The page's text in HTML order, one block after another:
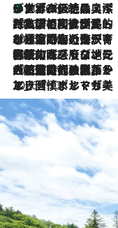
2026.8.8
リスボンの絶品スイーツ「パステル・デ・ナタ」とは？ポルトガル伝統の奥深い世界へ
2026.7.27
「私の祖国はポルトガル語です」国民的詩人フェルナンド・ペソアと、彼が愛した文学の街を歩く
2026.7.26
ポルトガル近海が育む極上の海の幸。キリリと冷えた白ワインと愉しむ、シーフード専門店の贅沢
2026.7.22
伝統の味をモダンに昇華。高感度な地元客が集う、リスボンの最旬ガストロノミー
2026.7.21
大航海時代の栄華から、震災、独裁、そして革命へ。ポルトガル・首都リスボンの石畳に刻まれた「歴史の光と影」
2026.7.13
エッセイ・ヤマザキマリ「慎ましくも美しき国 ポルトガル」